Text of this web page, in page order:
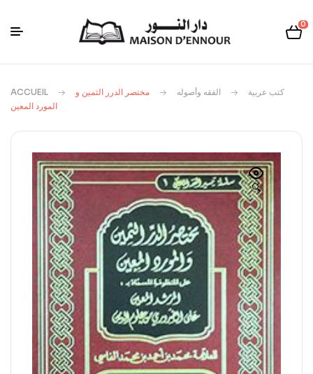
0
ACCUEIL كتب عربية الفقه وأصوله
مختصر الدرر الثمين و
المورد المعين
🔍